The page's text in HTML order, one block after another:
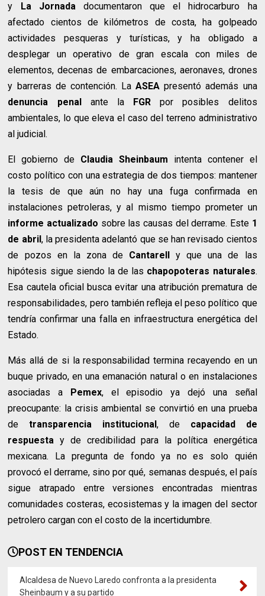
y
La Jornadadocumentaron que el hidrocarburo ha
afectado cientos de kilómetros de costa, ha golpeado
actividades pesqueras y turísticas, y ha obligado a
desplegar un operativo de gran escala con miles de
elementos, decenas de embarcaciones, aeronaves, drones
y barreras de contención. LaASEA presentó además una
denuncia penal
ante la FGR por posibles delitos
ambientales, lo que eleva el caso del terreno administrativo
al judicial.
El gobierno de Claudia Sheinbaum intenta contener el
costo político con una estrategia de dos tiempos: mantener
la tesis de que aún no hay una fuga confirmada en
instalaciones petroleras, y al mismo tiempo prometer un
informe actualizado sobre las causas del derrame. Este 1
de abril , la presidenta adelantó que se han revisado cientos
de pozos en la zona de Cantarell
y que una de las
hipótesis sigue siendo la de las chapopoteras naturales.
Esa cautela oficial busca evitar una atribución prematura de
responsabilidades, pero también refleja el peso político que
tendría confirmar una falla en infraestructura energética del
Estado.
Más allá de si la responsabilidad termina recayendo en un
buque privado, en una emanación natural o en instalaciones
asociadas a
Pemex, el episodio ya dejó una señal
preocupante: la crisis ambiental se convirtió en una prueba
detransparencia institucional, de capacidad de
respuesta y de credibilidad para la política energética
mexicana. La pregunta de fondo ya no es solo quién
provocó el derrame, sino por qué, semanas después, el país
sigue atrapado entre versiones encontradas mientras
comunidades costeras, ecosistemas y la imagen del sector
petrolero cargan con el costo de la incertidumbre.
POST EN TENDENCIA
Alcaldesa de Nuevo Laredo confronta a la presidenta
Sheinbaum y a su partido